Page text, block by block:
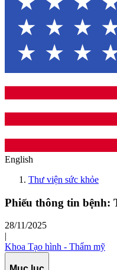
English
Thư viện sức khỏe
Phiếu thông tin bệnh:
28/11/2025
|
Khoa Tạo hình - Thẩm mỹ